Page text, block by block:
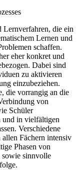
Lernverfahren, die ein
Lernen und
schaffen.
eher konkret und
Dabei sind
zu aktivieren
einzubeziehen.
die vorrangig an die
von
Schüler
und in vielfältigen
Verschiedene
Fächern intensiv
Phasen von
sowie sinnvolle